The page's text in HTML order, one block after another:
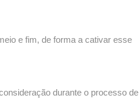
e fim, de forma a cativar esse
durante o processo de